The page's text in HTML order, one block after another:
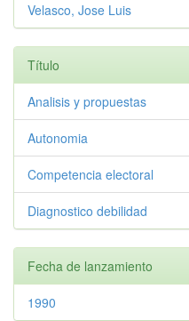
Velasco, Jose Luis
Título
Analisis y propuestas
Autonomia
Competencia electoral
Diagnostico debilidad
Fecha de lanzamiento
1990